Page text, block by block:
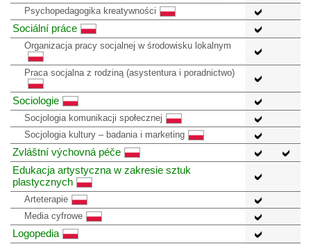
Psychopedagogika kreatywności
Sociální práce
Organizacja pracy socjalnej w środowisku lokalnym
Praca socjalna z rodziną (asystentura i poradnictwo)
Sociologie
Socjologia komunikacji społecznej
Socjologia kultury – badania i marketing
Zvláštní výchovná péče
Edukacja artystyczna w zakresie sztuk
plastycznych
Arteterapie
Media cyfrowe
Logopedia